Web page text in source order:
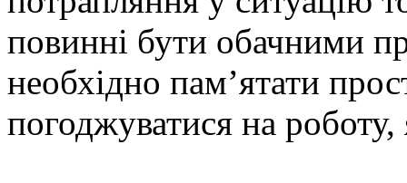
повинні бути обачними
необхідно пам’ятати
погоджуватися на